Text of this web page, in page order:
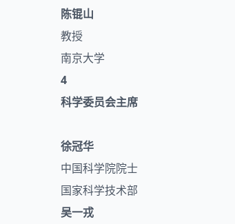
陈锟山
教授
南京大学
4
科学委员会主席
徐冠华
中国科学院院士
国家科学技术部
吴一戎